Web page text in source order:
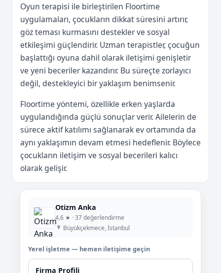
Oyun terapisi ile birleştirilen Floortime
uygulamaları, çocukların dikkat süresini artırır,
göz teması kurmasını destekler ve sosyal
etkileşimi güçlendirir. Uzman terapistler, çocuğun
başlattığı oyuna dahil olarak iletişimi genişletir
ve yeni beceriler kazandırır. Bu süreçte zorlayıcı
değil, destekleyici bir yaklaşım benimsenir.
Floortime yöntemi, özellikle erken yaşlarda
uygulandığında güçlü sonuçlar verir. Ailelerin de
sürece aktif katılımı sağlanarak ev ortamında da
aynı yaklaşımın devam etmesi hedeflenir. Böylece
çocukların iletişim ve sosyal becerileri kalıcı
olarak gelişir.
Otizm Anka
4,6 ★ · 37 değerlendirme
Büyükçekmece, İstanbul
Yerel işletme — hemen iletişime geçin
Firma Profili